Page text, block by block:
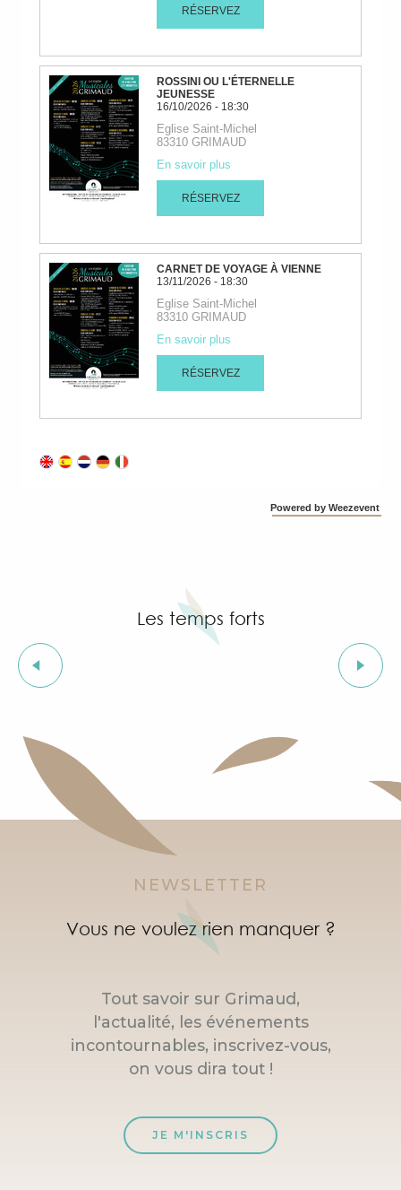
Powered by Weezevent
Les temps forts
NEWSLETTER
Vous ne voulez rien manquer ?
Tout savoir sur Grimaud,
l'actualité, les événements
incontournables, inscrivez-vous,
on vous dira tout !
JE M'INSCRIS